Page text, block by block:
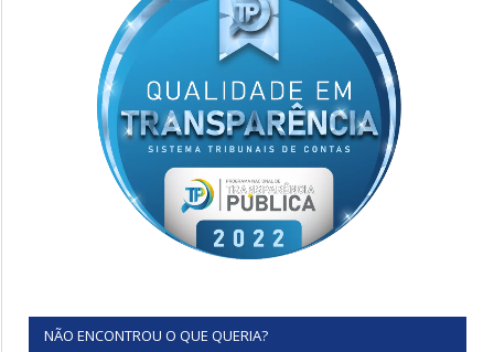
NÃO ENCONTROU O QUE QUERIA?